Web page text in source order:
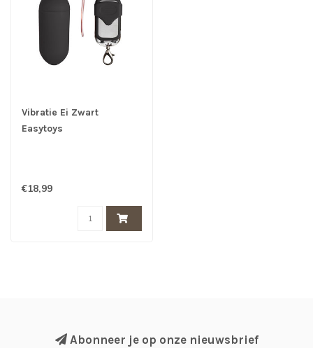
Vibratie Ei Zwart
Easytoys
€18,99
Abonneer je op onze nieuwsbrief